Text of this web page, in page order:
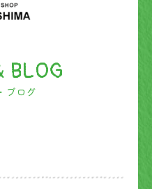
BLOG
ブログ